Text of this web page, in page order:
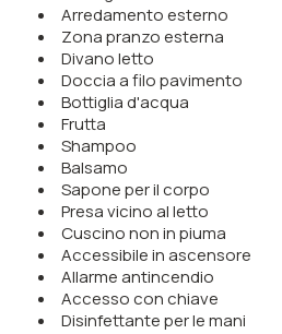
Arredamento esterno
Zona pranzo esterna
Divano letto
Doccia a filo pavimento
Bottiglia d'acqua
Frutta
Shampoo
Balsamo
Sapone per il corpo
Presa vicino al letto
Cuscino non in piuma
Accessibile in ascensore
Allarme antincendio
Accesso con chiave
Disinfettante per le mani